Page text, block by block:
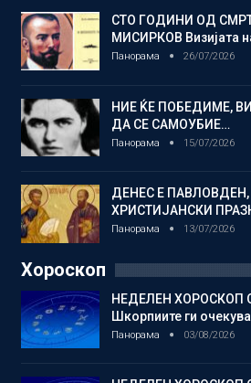
СТО ГОДИНИ ОД
МИСИРКОВ Визијата
Панорама 26/07/2026
НИЕ ЌЕ ПОБЕДИМЕ,
ДА СЕ САМОУБИЕ…
Панорама 15/07/2026
ДЕНЕС Е
ХРИСТИЈАНСКИ
Панорама 13/07/2026
Хороскоп
НЕДЕЛЕН ХОРОСКОП
Шкорпиите ги
Панорама 03/08/2026